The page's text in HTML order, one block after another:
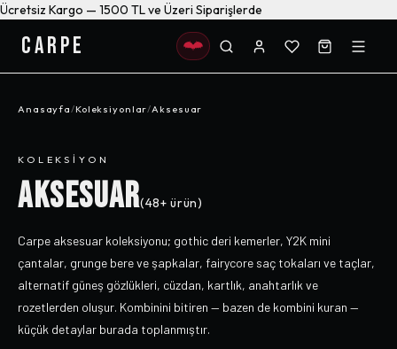
Ücretsiz Kargo — 1500 TL ve Üzeri Siparişlerde
CARPE
Anasayfa/Koleksiyonlar/Aksesuar
KOLEKSIYON
AKSESUAR(48+ ürün)
Carpe aksesuar koleksiyonu; gothic deri kemerler, Y2K mini
çantalar, grunge bere ve şapkalar, fairycore saç tokaları ve taçlar,
alternatif güneş gözlükleri, cüzdan, kartlık, anahtarlık ve
rozetlerden oluşur. Kombinini bitiren — bazen de kombini kuran —
küçük detaylar burada toplanmıştır.